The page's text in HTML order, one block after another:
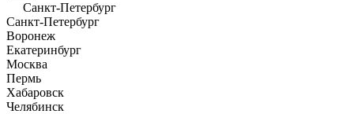
Санкт-Петербург
Санкт-Петербург
Воронеж
Екатеринбург
Москва
Пермь
Хабаровск
Челябинск